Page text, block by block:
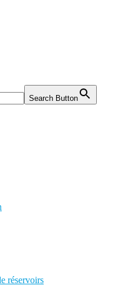
Search Button
réservoirs